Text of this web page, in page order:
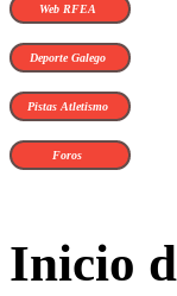
Web RFEA
Deporte Galego
Pistas Atletismo
Foros
Inicio